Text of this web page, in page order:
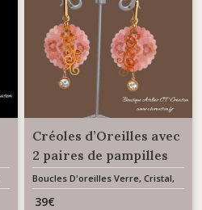
Créoles d’Oreilles avec
2 paires de pampilles
pendentifs Arabesque
Florales
Boucles D'oreilles Verre, Cristal,
Résine & Céramique
39€